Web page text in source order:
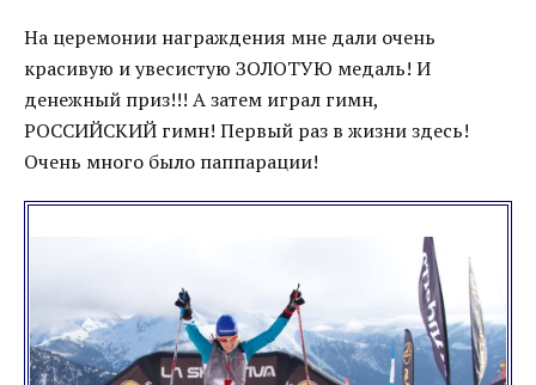
На церемонии награждения мне дали очень
красивую и увесистую ЗОЛОТУЮ медаль! И
денежный приз!!! А затем играл гимн,
РОССИЙСКИЙ гимн! Первый раз в жизни здесь!
Очень много было паппарации!